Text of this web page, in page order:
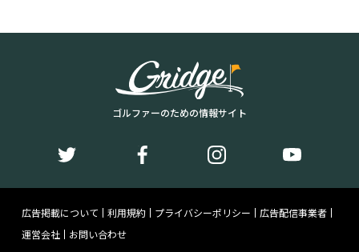
ゴルファーのための情報サイト
広告掲載について 利用規約 プライバシーポリシー
広告配信事業者
運営会社
お問い合わせ